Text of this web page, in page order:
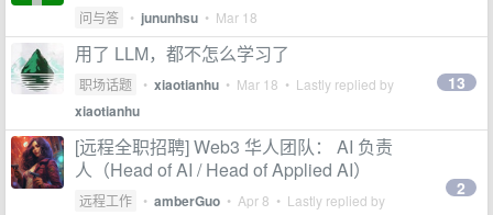
问与答 • jununhsu • Mar 18
用了 LLM，都不怎么学习了
职场话题 • xiaotianhu • Mar 18 • Lastly replied by
xiaotianhu
13
[远程全职招聘] Web3 华人团队： AI 负责
人（Head of AI / Head of Applied AI）
远程工作 • amberGuo • Apr 8 • Lastly replied by
2